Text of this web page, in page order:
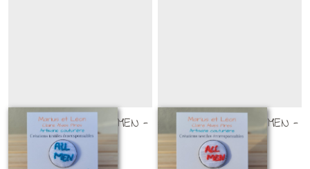
Broche brodée ALL MEN -
version 1
BROCHES BRODÉES
Broche brodée ALL MEN -
version 2
BROCHES BRODÉES